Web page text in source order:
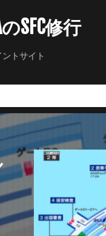
SFC修行
ントサイト